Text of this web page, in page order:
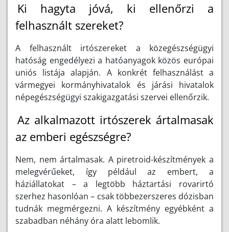
Ki hagyta jóvá, ki ellenőrzi a
felhasznált szereket?
A felhasznált irtószereket a közegészségügyi
hatóság engedélyezi a hatóanyagok közös európai
uniós listája alapján. A konkrét felhasználást a
vármegyei kormányhivatalok és járási hivatalok
népegészségügyi szakigazgatási szervei ellenőrzik.
Az alkalmazott irtószerek ártalmasak
az emberi egészségre?
Nem, nem ártalmasak. A piretroid-készítmények a
melegvérűeket, így például az embert, a
háziállatokat – a legtöbb háztartási rovarirtó
szerhez hasonlóan – csak többezerszeres dózisban
tudnák megmérgezni. A készítmény egyébként a
szabadban néhány óra alatt lebomlik.